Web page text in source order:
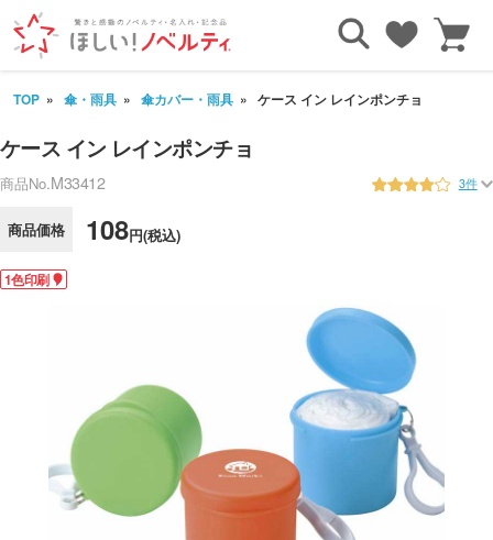
TOP 傘・雨具 傘カバー・雨具 ケース イン レインポンチョ
ケース イン レインポンチョ
商品No.M33412 3件
商品価格 108円(税込)
1色印刷